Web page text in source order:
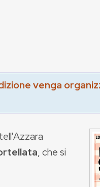
venga
, che si